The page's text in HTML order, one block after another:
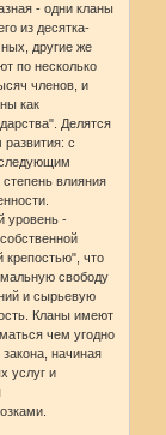
- одни кланы
из десятка-
другие же
по несколько
членов, и
как
Делятся
с
степень влияния
уровень -
крепостью", что
свободу
и сырьевую
Кланы имеют
чем угодно
начиная
услуг и